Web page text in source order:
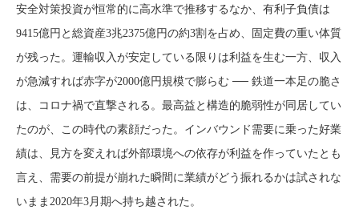
安全対策投資が恒常的に高水準で推移するなか、有利子負債は
9415億円と総資産3兆2375億円の約3割を占め、固定費の重い体質
が残った。運輸収入が安定している限りは利益を生む一方、収入
が急減すれば赤字が2000億円規模で膨らむ ── 鉄道一本足の脆さ
は、コロナ禍で直撃される。最高益と構造的脆弱性が同居してい
たのが、この時代の素顔だった。インバウンド需要に乗った好業
績は、見方を変えれば外部環境への依存が利益を作っていたとも
言え、需要の前提が崩れた瞬間に業績がどう振れるかは試されな
いまま2020年3月期へ持ち越された。